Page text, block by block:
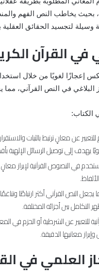
القرآن
إعجازًا لغويًا من خلال
البلاغي في النص القرآني،
الكتاب:
عن معانٍ ترتبط بالثبات
إلى توصيل الرسائل الإلهية
في النصوص القرآنية لإبراز
يجعل النص القرآني أكثر ارتباطًا
بين أجزائه المختلفة.
للتعبير عن الشرطية أو الحزم في
معانيها الدقيقة.
العلمي في